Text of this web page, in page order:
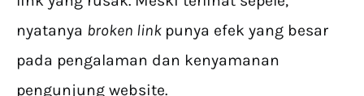
nyatanya broken link punya efek yang besar
pada pengalaman dan kenyamanan
pengunjung website.